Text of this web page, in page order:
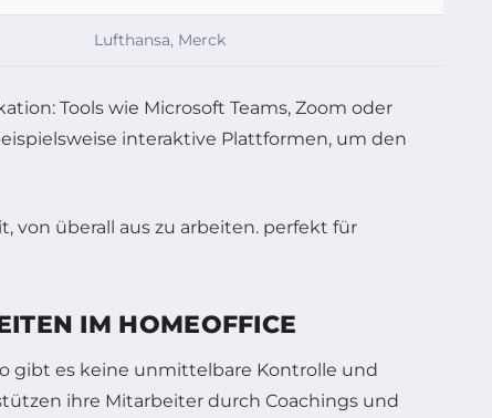
Lufthansa, Merck
Tools wie Microsoft Teams, Zoom oder
interaktive Plattformen, um den
IM HOMEOFFICE
gibt es keine unmittelbare Kontrolle und
ihre Mitarbeiter durch Coachings und